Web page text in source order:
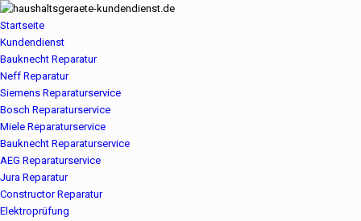
Startseite
Kundendienst
Bauknecht Reparatur
Neff Reparatur
Siemens Reparaturservice
Bosch Reparaturservice
Miele Reparaturservice
Bauknecht Reparaturservice
AEG Reparaturservice
Jura Reparatur
Constructor Reparatur
Elektroprüfung